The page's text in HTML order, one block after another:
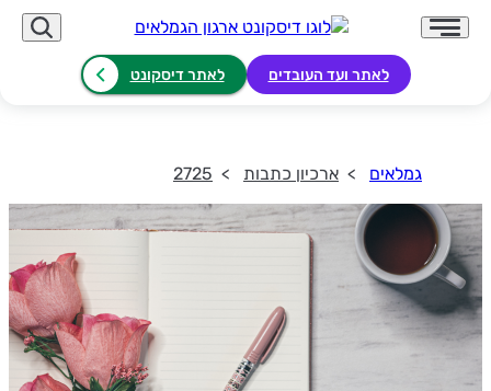
לאתר ועד העובדים לאתר דיסקונט
גמלאים ארכיון כתבות 2725